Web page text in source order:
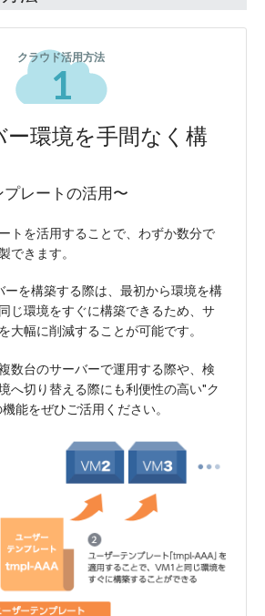
クラウド活用方法
1
ー環境を手間なく構
レートの活用〜
トを活用することで、わずか数分で
できます。
ーを構築する際は、最初から環境を構
じ環境をすぐに構築できるため、サ
大幅に削減することが可能です。
数台のサーバーで運用する際や、検
へ切り替える際にも利便性の高い"ク
能をぜひご活用ください。